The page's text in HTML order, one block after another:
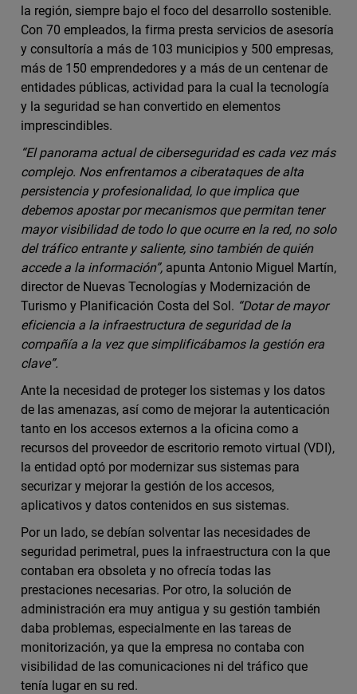
la región, siempre bajo el foco del desarrollo sostenible.
Con 70 empleados, la firma presta servicios de asesoría
y consultoría a más de 103 municipios y 500 empresas,
más de 150 emprendedores y a más de un centenar de
entidades públicas, actividad para la cual la tecnología
y la seguridad se han convertido en elementos
imprescindibles.
“El panorama actual de ciberseguridad es cada vez más
complejo. Nos enfrentamos a ciberataques de alta
persistencia y profesionalidad, lo que implica que
debemos apostar por mecanismos que permitan tener
mayor visibilidad de todo lo que ocurre en la red, no solo
del tráfico entrante y saliente, sino también de quién
accede a la información”,apunta Antonio Miguel Martín,
director de Nuevas Tecnologías y Modernización de
Turismo y Planificación Costa del Sol. “Dotar de mayor
eficiencia a la infraestructura de seguridad de la
compañía a la vez que simplificábamos la gestión era
clave”.
Ante la necesidad de proteger los sistemas y los datos
de las amenazas, así como de mejorar la autenticación
tanto en los accesos externos a la oficina como a
recursos del proveedor de escritorio remoto virtual (VDI),
la entidad optó por modernizar sus sistemas para
securizar y mejorar la gestión de los accesos,
aplicativos y datos contenidos en sus sistemas.
Por un lado, se debían solventar las necesidades de
seguridad perimetral, pues la infraestructura con la que
contaban era obsoleta y no ofrecía todas las
prestaciones necesarias. Por otro, la solución de
administración era muy antigua y su gestión también
daba problemas, especialmente en las tareas de
monitorización, ya que la empresa no contaba con
visibilidad de las comunicaciones ni del tráfico que
tenía lugar en su red.